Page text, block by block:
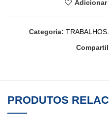
Adicionar
Categoria: TRABALHOS
PRODUTOS